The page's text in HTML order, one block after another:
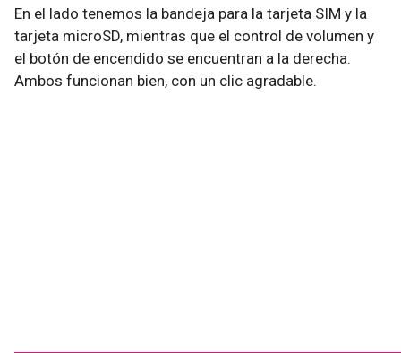
En el lado tenemos la bandeja para la tarjeta SIM y la
tarjeta microSD, mientras que el control de volumen y
el botón de encendido se encuentran a la derecha.
Ambos funcionan bien, con un clic agradable.